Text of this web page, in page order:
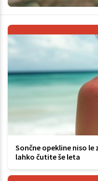
Sončne opekline niso le
lahko čutite še leta